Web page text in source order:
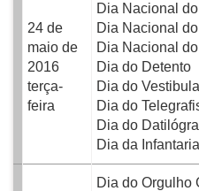
24 de
maio de
2016
terça-
feira
Dia Nacional
Dia Nacional
Dia Nacional
Dia do Detento
Dia do
Dia do
Dia do
Dia da Infantaria
Dia do Orgulho